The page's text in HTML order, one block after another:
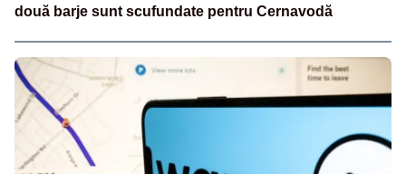
două barje sunt scufundate pentru Cernavodă